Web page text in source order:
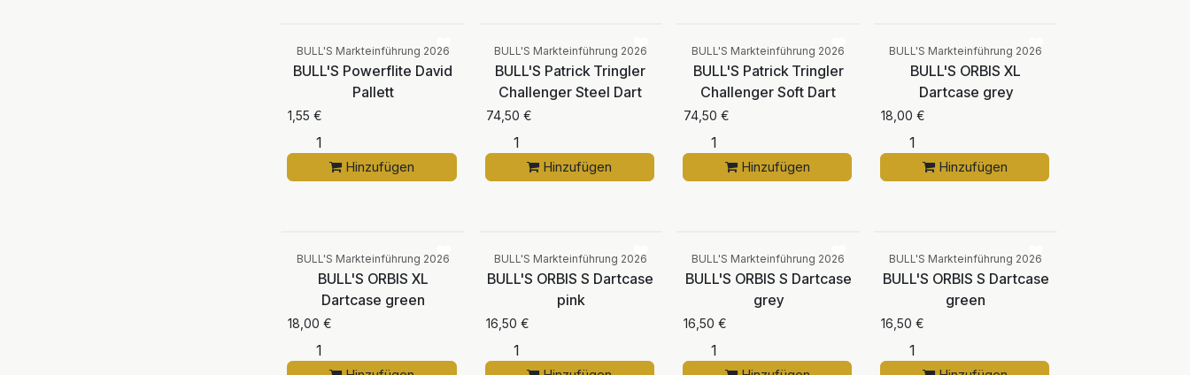
BULL'S Markteinführung 2026
BULL'S Powerflite David
Pallett
1,55 €
Hinzufügen
BULL'S Markteinführung 2026
BULL'S Patrick Tringler
Challenger Steel Dart
74,50 €
Hinzufügen
BULL'S Markteinführung 2026
BULL'S Patrick Tringler
Challenger Soft Dart
74,50 €
Hinzufügen
BULL'S Markteinführung 2026
BULL'S ORBIS XL
Dartcase grey
18,00 €
Hinzufügen
BULL'S Markteinführung 2026
BULL'S ORBIS XL
Dartcase green
18,00 €
BULL'S Markteinführung 2026
BULL'S ORBIS S Dartcase
pink
16,50 €
BULL'S Markteinführung 2026
BULL'S ORBIS S Dartcase
grey
16,50 €
BULL'S Markteinführung 2026
BULL'S ORBIS S Dartcase
green
16,50 €